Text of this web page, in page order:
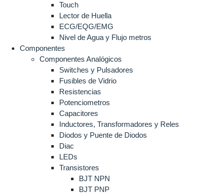
Touch
Lector de Huella
ECG/EQG/EMG
Nivel de Agua y Flujo metros
Componentes
Componentes Analógicos
Switches y Pulsadores
Fusibles de Vidrio
Resistencias
Potenciometros
Capacitores
Inductores, Transformadores y Reles
Diodos y Puente de Diodos
Diac
LEDs
Transistores
BJT NPN
BJT PNP